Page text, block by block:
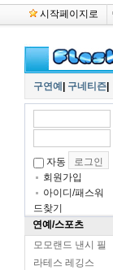
시작페이지로
구연예 구네티즌
자동
회원가입
아이디/패스워
드찾기
연예/스포츠
모모랜드 낸시 필
라테스 레깅스